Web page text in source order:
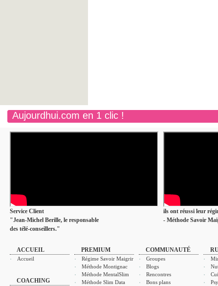
Aujourdhui.com en 1 clic !
Service Client
"Jean-Michel Berille, le responsable
des télé-conseillers."
ils ont réussi leur
- Méthode Savoir
ACCUEIL
Accueil
COACHING
PREMIUM
Régime Savoir Maigrir
Méthode Montignac
Méthode MentalSlim
Méthode Slim Data
COMMUNAUTÉ
Groupes
Blogs
Rencontres
Bons plans